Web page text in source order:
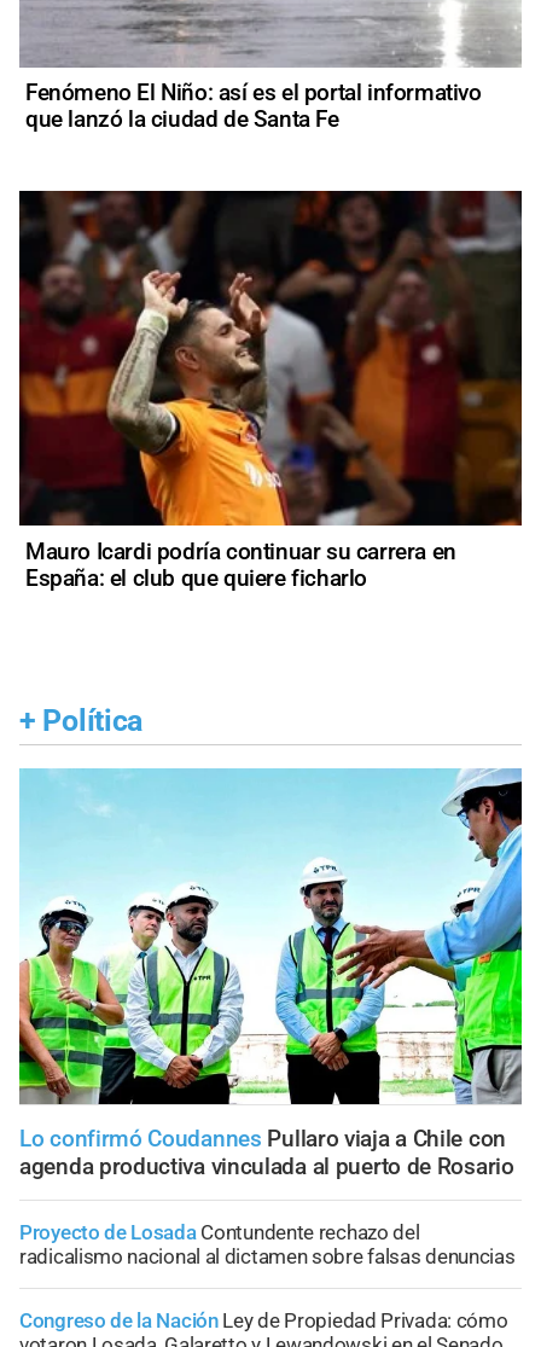
Fenómeno El Niño: así es el portal informativo
que lanzó la ciudad de Santa Fe
Mauro Icardi podría continuar su carrera en
España: el club que quiere ficharlo
+ Política
Lo confirmó Coudannes Pullaro viaja a Chile con
agenda productiva vinculada al puerto de Rosario
Proyecto de Losada Contundente rechazo del
radicalismo nacional al dictamen sobre falsas denuncias
Congreso de la Nación Ley de Propiedad Privada: cómo